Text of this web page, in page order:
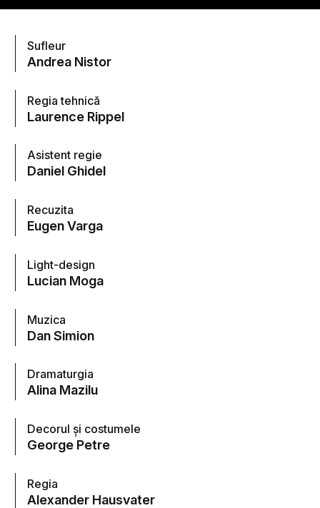
Sufleur
Andrea Nistor
Regia tehnică
Laurence Rippel
Asistent regie
Daniel Ghidel
Recuzita
Eugen Varga
Light-design
Lucian Moga
Muzica
Dan Simion
Dramaturgia
Alina Mazilu
Decorul şi costumele
George Petre
Regia
Alexander Hausvater